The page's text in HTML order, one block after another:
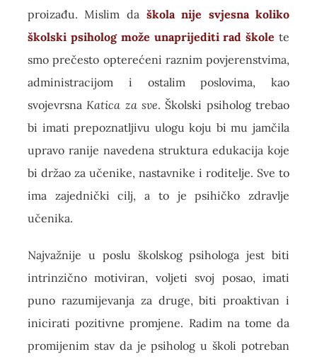
proizađu. Mislim da škola nije svjesna koliko
školski psiholog može unaprijediti rad škole te
smo prečesto opterećeni raznim povjerenstvima,
administracijom i ostalim poslovima, kao
svojevrsnaKatica za sve. Školski psiholog trebao
bi imati prepoznatljivu ulogu koju bi mu jamčila
upravo ranije navedena struktura edukacija koje
bi držao za učenike, nastavnike i roditelje. Sve to
ima zajednički cilj, a to je psihičko zdravlje
učenika.
Najvažnije u poslu školskog psihologa jest biti
intrinzično motiviran, voljeti svoj posao, imati
puno razumijevanja za druge, biti proaktivan i
inicirati pozitivne promjene. Radim na tome da
promijenim stav da je psiholog u školi potreban